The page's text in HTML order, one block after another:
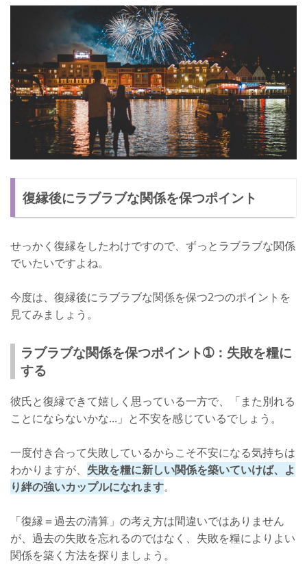
復縁後にラブラブな関係を保つポイント
せっかく復縁をしたわけですので、ずっとラブラブな関係
でいたいですよね。
今度は、復縁後にラブラブな関係を保つ2つのポイントを
見てみましょう。
ラブラブな関係を保つポイント➀：失敗を糧に
する
彼氏と復縁できて嬉しく思っている一方で、「また別れる
ことにならないかな...」と不安を感じているでしょう。
一度付き合って失敗しているからこそ不安になる気持ちは
わかりますが、 失敗を糧に新しい関係を築いていけば、よ
り絆の強いカップルになれます。
「復縁＝過去の清算」の考え方は間違いではありません
が、過去の失敗を忘れるのではなく、失敗を糧によりよい
関係を築く方法を探りましょう。